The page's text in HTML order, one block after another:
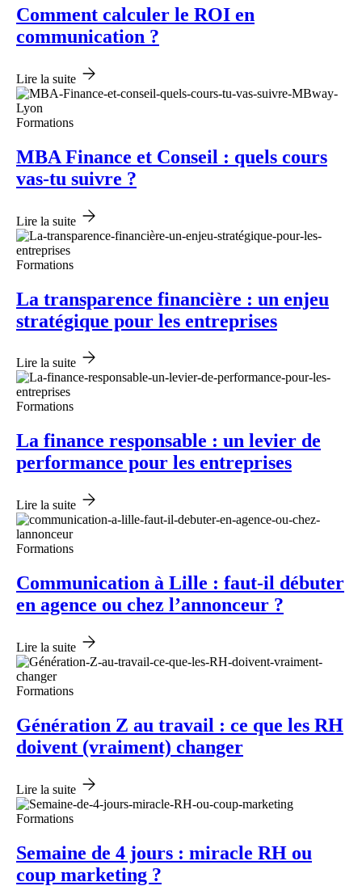
Comment calculer le ROI en
communication ?
Lire la suite
Formations
MBA Finance et Conseil : quels cours
vas-tu suivre ?
Lire la suite
Formations
La transparence financière : un enjeu
stratégique pour les entreprises
Lire la suite
Formations
La finance responsable : un levier de
performance pour les entreprises
Lire la suite
Formations
Communication à Lille : faut-il débuter
en agence ou chez l’annonceur ?
Lire la suite
Formations
Génération Z au travail : ce que les RH
doivent (vraiment) changer
Lire la suite
Formations
Semaine de 4 jours : miracle RH ou
coup marketing ?